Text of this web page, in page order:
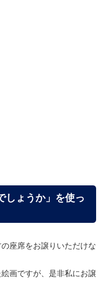
しょうか」を使っ
座席をお譲りいただけな
画ですが、是非私にお譲